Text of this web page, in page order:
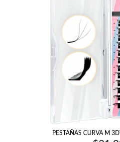
PESTAÑAS CURVA M